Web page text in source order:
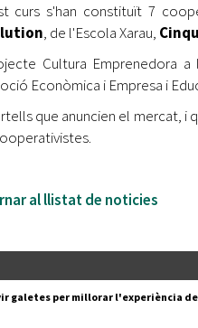
curs s'han constituït 7
, de l'Escola Xarau,
Cultura Emprenedora
Econòmica i Empresa i
que anuncien el mercat,
al llistat de noticies
Layret, s/n
galetes per millorar l'experiència